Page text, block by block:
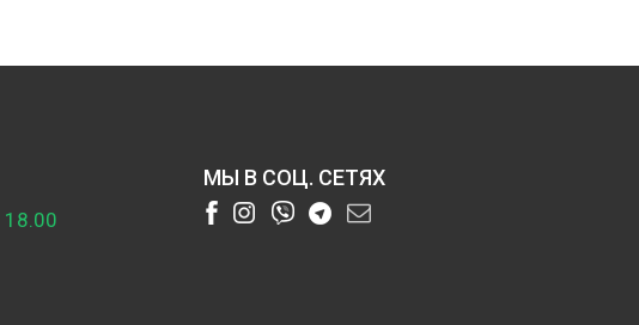
МЫ В СОЦ. СЕТЯХ